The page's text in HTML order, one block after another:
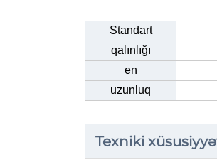
Standart
qalınlığı
en
uzunluq
Texniki